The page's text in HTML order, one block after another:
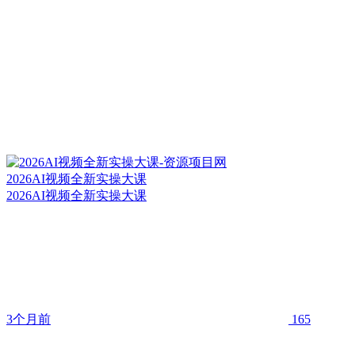
2026AI视频全新实操大课
2026AI视频全新实操大课
3个月前 165